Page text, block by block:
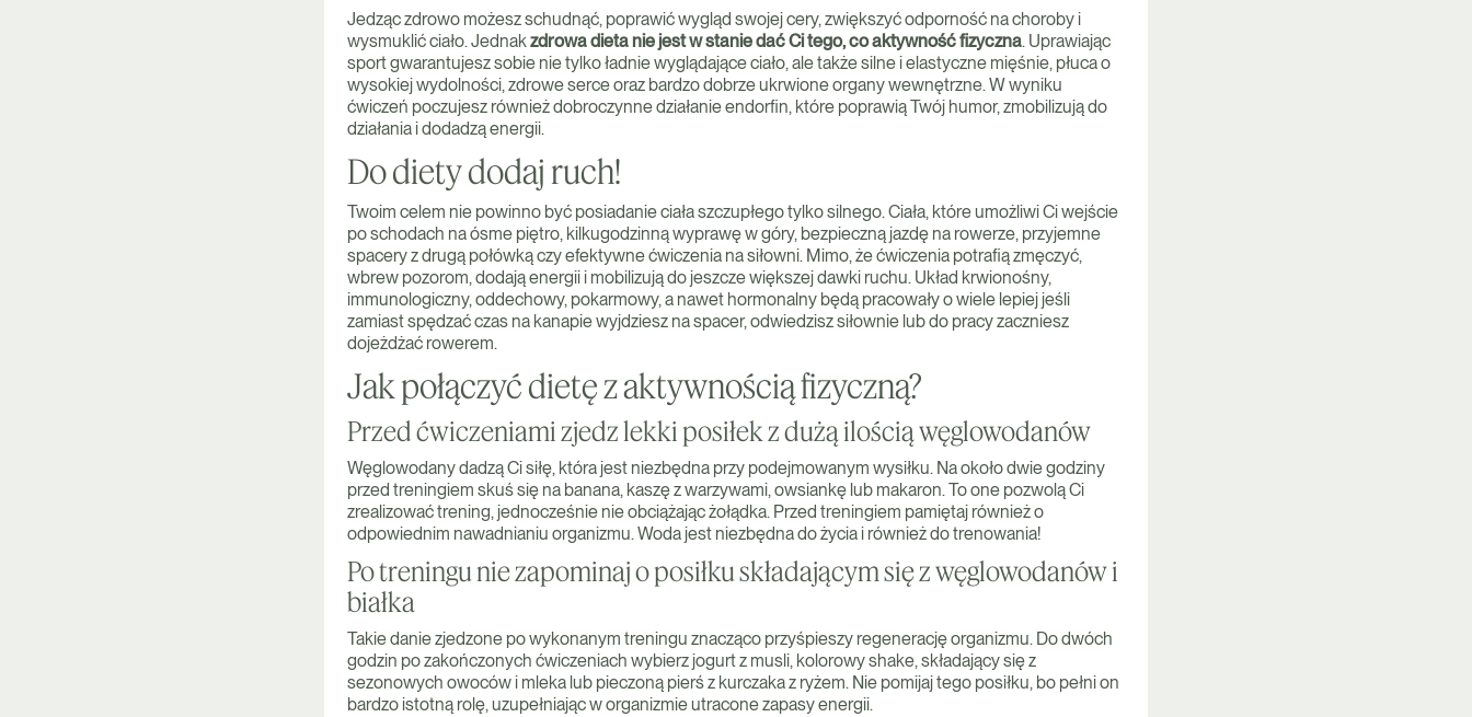
Jedząc zdrowo możesz schudnąć, poprawić wygląd swojej cery, zwiększyć odporność na choroby i
wysmuklić ciało. Jednakzdrowa dieta nie jest w stanie dać Ci tego, co aktywność fizyczna. Uprawiając
sport gwarantujesz sobie nie tylko ładnie wyglądające ciało, ale także silne i elastyczne mięśnie, płuca o
wysokiej wydolności, zdrowe serce oraz bardzo dobrze ukrwione organy wewnętrzne. W wyniku
ćwiczeń poczujesz również dobroczynne działanie endorfin, które poprawią Twój humor, zmobilizują do
działania i dodadzą energii.
Do diety dodaj ruch!
Twoim celem nie powinno być posiadanie ciała szczupłego tylko silnego. Ciała, które umożliwi Ci wejście
po schodach na ósme piętro, kilkugodzinną wyprawę w góry, bezpieczną jazdę na rowerze, przyjemne
spacery z drugą połówką czy efektywne ćwiczenia na siłowni. Mimo, że ćwiczenia potrafią zmęczyć,
wbrew pozorom, dodają energii i mobilizują do jeszcze większej dawki ruchu. Układ krwionośny,
immunologiczny, oddechowy, pokarmowy, a nawet hormonalny będą pracowały o wiele lepiej jeśli
zamiast spędzać czas na kanapie wyjdziesz na spacer, odwiedzisz siłownie lub do pracy zaczniesz
dojeżdżać rowerem.
Jak połączyć dietę z aktywnością fizyczną?
Przed ćwiczeniami zjedz lekki posiłek z dużą ilością węglowodanów
Węglowodany dadzą Ci siłę, która jest niezbędna przy podejmowanym wysiłku. Na około dwie godziny
przed treningiem skuś się na banana, kaszę z warzywami, owsiankę lub makaron. To one pozwolą Ci
zrealizować trening, jednocześnie nie obciążając żołądka. Przed treningiem pamiętaj również o
odpowiednim nawadnianiu organizmu. Woda jest niezbędna do życia i również do trenowania!
Po treningu nie zapominaj o posiłku składającym się z węglowodanów i
białka
Takie danie zjedzone po wykonanym treningu znacząco przyśpieszy regenerację organizmu. Do dwóch
godzin po zakończonych ćwiczeniach wybierz jogurt z musli, kolorowy shake, składający się z
sezonowych owoców i mleka lub pieczoną pierś z kurczaka z ryżem. Nie pomijaj tego posiłku, bo pełni on
bardzo istotną rolę, uzupełniając w organizmie utracone zapasy energii.